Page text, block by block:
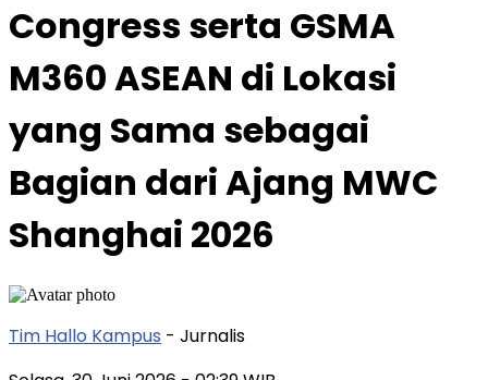
Congress serta GSMA
M360 ASEAN di Lokasi
yang Sama sebagai
Bagian dari Ajang MWC
Shanghai 2026
Tim Hallo Kampus - Jurnalis